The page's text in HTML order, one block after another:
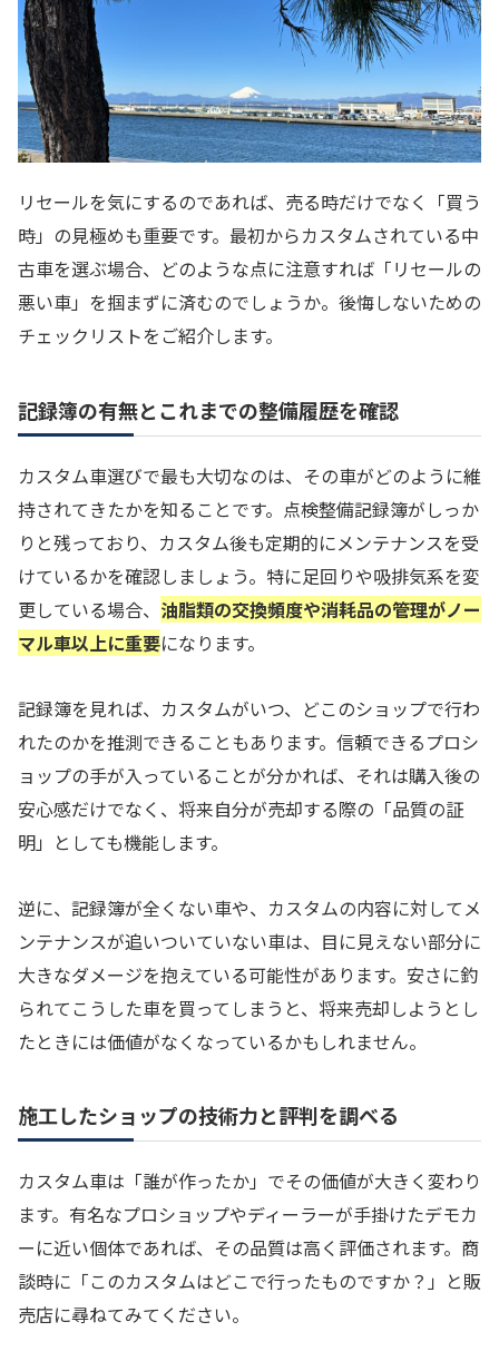
リセールを気にするのであれば、売る時だけでなく「買う
時」の見極めも重要です。最初からカスタムされている中
古車を選ぶ場合、どのような点に注意すれば「リセールの
悪い車」を掴まずに済むのでしょうか。後悔しないための
チェックリストをご紹介します。
記録簿の有無とこれまでの整備履歴を確認
カスタム車選びで最も大切なのは、その車がどのように維
持されてきたかを知ることです。点検整備記録簿がしっか
りと残っており、カスタム後も定期的にメンテナンスを受
けているかを確認しましょう。特に足回りや吸排気系を変
更している場合、 油脂類の交換頻度や消耗品の管理がノー
マル車以上に重要になります。
記録簿を見れば、カスタムがいつ、どこのショップで行わ
れたのかを推測できることもあります。信頼できるプロシ
ョップの手が入っていることが分かれば、それは購入後の
安心感だけでなく、将来自分が売却する際の「品質の証
明」としても機能します。
逆に、記録簿が全くない車や、カスタムの内容に対してメ
ンテナンスが追いついていない車は、目に見えない部分に
大きなダメージを抱えている可能性があります。安さに釣
られてこうした車を買ってしまうと、将来売却しようとし
たときには価値がなくなっているかもしれません。
施工したショップの技術力と評判を調べる
カスタム車は「誰が作ったか」でその価値が大きく変わり
ます。有名なプロショップやディーラーが手掛けたデモカ
ーに近い個体であれば、その品質は高く評価されます。商
談時に「このカスタムはどこで行ったものですか？」と販
売店に尋ねてみてください。